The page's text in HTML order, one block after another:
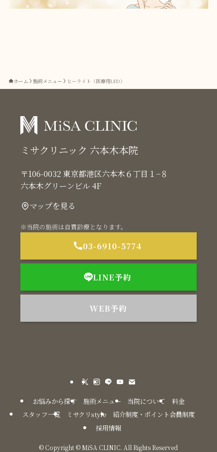
ホーム 施術メニュー ヒーライト（医療用LED）
ミサクリニック 六本木本院
〒106-0032 東京都港区六本木６丁目１−８
六本木グリーンビル 4F
マップを見る
※当院の施術は自費診療となります。
03-6910-5774
LINE予約
WEB予約
お悩みから探す 施術メニュー 当院について
料金
スタッフ一覧
ミサクリstyle
紹介制度・ポイント会員制度
採用情報
© Copyright © MiSA CLINIC. All Rights Reserved